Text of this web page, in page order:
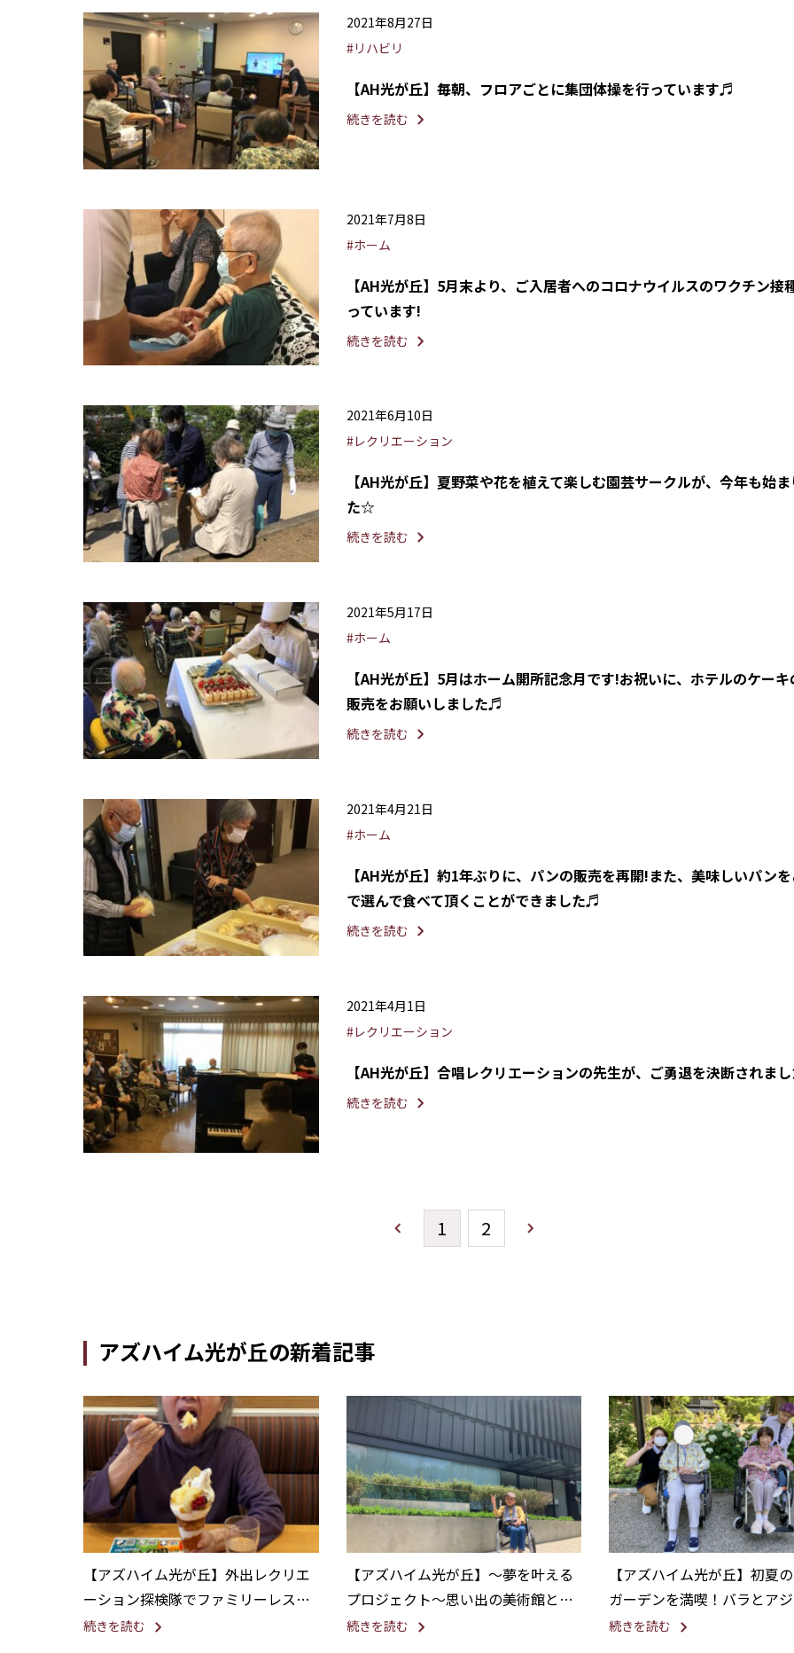
2021年8月27日
#リハビリ
【AH光が丘】毎朝、フロアごとに集団体操を行っています♬
続きを読む
2021年7月8日
#ホーム
【AH光が丘】5月末より、ご入居者へのコロナウイルスのワクチン接
っています!
続きを読む
2021年6月10日
#レクリエーション
【AH光が丘】夏野菜や花を植えて楽しむ園芸サークルが、今年も始
た☆
続きを読む
2021年5月17日
#ホーム
【AH光が丘】5月はホーム開所記念月です!お祝いに、ホテルのケー
販売をお願いしました♬
続きを読む
2021年4月21日
#ホーム
【AH光が丘】約1年ぶりに、パンの販売を再開!また、美味しいパン
で選んで食べて頂くことができました♬
続きを読む
2021年4月1日
#レクリエーション
【AH光が丘】合唱レクリエーションの先生が、ご勇退を決断されま
続きを読む
1 2
アズハイム光が丘の新着記事
【アズハイム光が丘】外出レクリエ
ーション探検隊でファミリーレスト
ランを満喫！
続きを読む
【アズハイム光が丘】〜夢を叶える
プロジェクト〜思い出の美術館と喫
茶
続きを読む
【アズハイム光が丘】初夏
ガーデンを満喫！バラとア
見に行こう！
続きを読む